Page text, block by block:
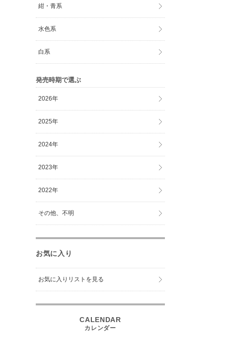
紺・青系
水色系
白系
発売時期で選ぶ
2026年
2025年
2024年
2023年
2022年
その他、不明
お気に入り
お気に入りリストを見る